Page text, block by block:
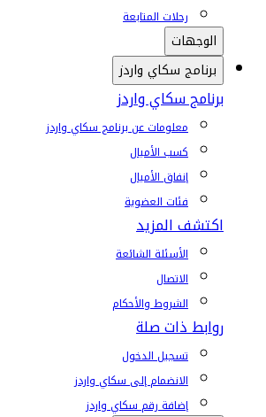
رحلات المتابعة
الوجهات
برنامج سكاي واردز
برنامج سكاي واردز
معلومات عن برنامج سكاي واردز
كسب الأميال
إنفاق الأميال
فئات العضوية
اكتشف المزيد
الأسئلة الشائعة
الاتصال
الشروط والأحكام
روابط ذات صلة
تسجيل الدخول
الانضمام إلى سكاي واردز
إضافة رقم سكاي واردز